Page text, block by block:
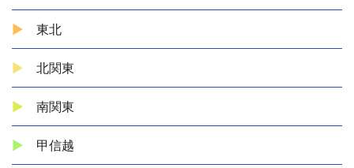
東北
北関東
南関東
甲信越